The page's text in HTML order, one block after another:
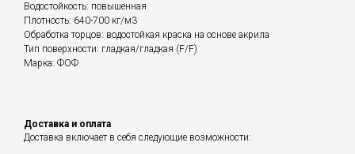
Водостойкость: повышенная
Плотность: 640-700 кг/м3
Обработка торцов: водостойкая краска на основе акрила
Тип поверхности: гладкая/гладкая (F/F)
Марка: ФОФ
Доставка и оплата
Доставка включает в себя следующие возможности: